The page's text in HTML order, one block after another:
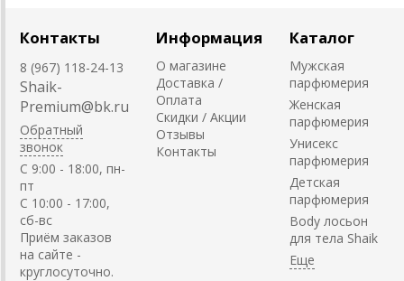
Контакты
8 (967) 118-24-13
Shaik-
Premium@bk.ru
Обратный
звонок
C 9:00 - 18:00, пн-
пт
С 10:00 - 17:00,
сб-вс
Приём заказов
на сайте -
круглосуточно.
Информация
О магазине
Доставка /
Оплата
Скидки / Акции
Отзывы
Контакты
Каталог
Мужская
парфюмерия
Женская
парфюмерия
Унисекс
парфюмерия
Детская
парфюмерия
Body лосьон
для тела Shaik